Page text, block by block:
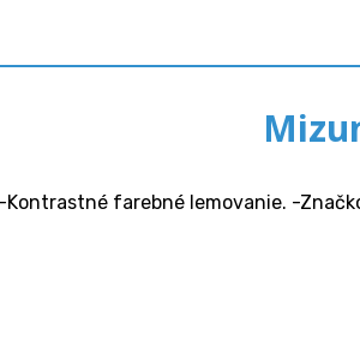
farebné lemovanie. -